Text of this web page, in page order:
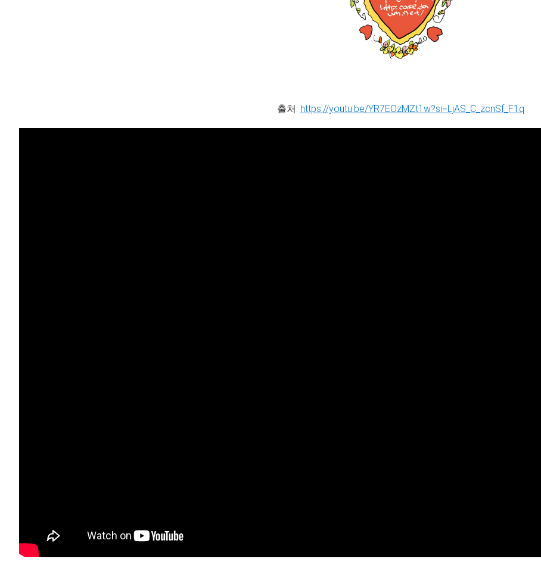
출처: https://youtu.be/YR7EOzMZt1w?si=LjAS_C_zcnSf_F1q